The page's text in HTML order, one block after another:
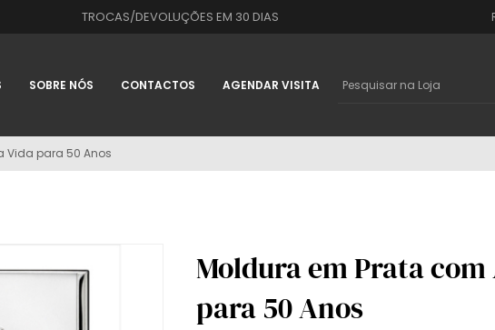
TROCAS/DEVOLUÇÕES EM 30 DIAS
SOBRE NÓS CONTACTOS AGENDAR VISITA
Vida para 50 Anos
Moldura em Prata
para 50 Anos